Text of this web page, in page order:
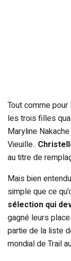
Tout comme
les trois filles
Maryline
Vieuille..
au titre de
Mais bien
simple que ce
sélection qui
gagné leurs
partie de la liste
mondial de Trail